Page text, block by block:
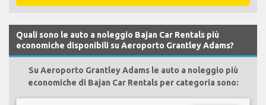
Quali sono le auto a noleggio Bajan Car Rentals più
economiche disponibili su Aeroporto Grantley Adams?
Su Aeroporto Grantley Adams le auto a noleggio più
economiche di Bajan Car Rentals per categoria sono: